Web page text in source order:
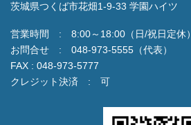
茨城県つくば市花畑1-9-33 学園ハイツ
営業時間 : 8:00～18:00（日/祝日定休）
お問合せ : 048-973-5555（代表）
FAX : 048-973-5777
クレジット決済 : 可